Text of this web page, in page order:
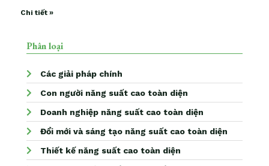
Chi tiết »
Phân loại
Các giải pháp chính
Con người năng suất cao toàn diện
Doanh nghiệp năng suất cao toàn diện
Đổi mới và sáng tạo năng suất cao toàn diện
Thiết kế năng suất cao toàn diện